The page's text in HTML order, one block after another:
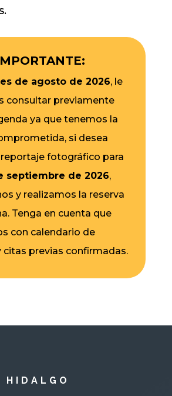
de agosto de 2026, le
consultar previamente
ya que tenemos la
si desea
reportaje fotográfico para
septiembre de 2026,
y realizamos la reserva
Tenga en cuenta que
con calendario de
citas previas confirmadas.
HIDALGO